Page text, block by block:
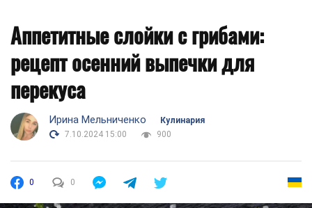
Аппетитные слойки с грибами:
рецепт осенний выпечки для
перекуса
Ирина Мельниченко
Кулинария
7.10.2024 15:00
900
0 0